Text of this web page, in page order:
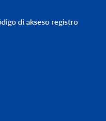
di akseso registro